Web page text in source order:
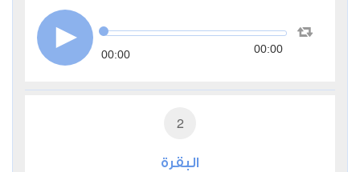
00:00 00:00
2
البقرة